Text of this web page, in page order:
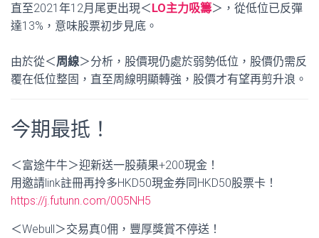
直至2021年12月尾更出現＜LO主力吸籌＞，從低位已反彈
達13%，意味股票初步見底。
由於從＜周線＞分析，股價現仍處於弱勢低位，股價仍需反
覆在低位整固，直至周線明顯轉強，股價才有望再剪升浪。
今期最抵！
＜富途牛牛＞迎新送一股蘋果+200現金！
用邀請link註冊再拎多HKD50現金券同HKD50股票卡！
https://j.futunn.com/005NH5
＜Webull＞交易真0佣，豐厚獎賞不停送！